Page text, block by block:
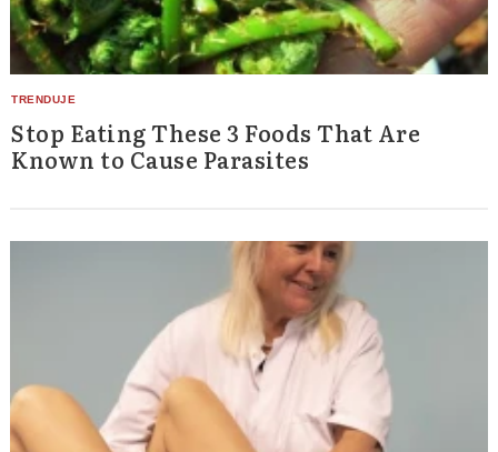
Stop Eating These 3 Foods That Are
Known to Cause Parasites